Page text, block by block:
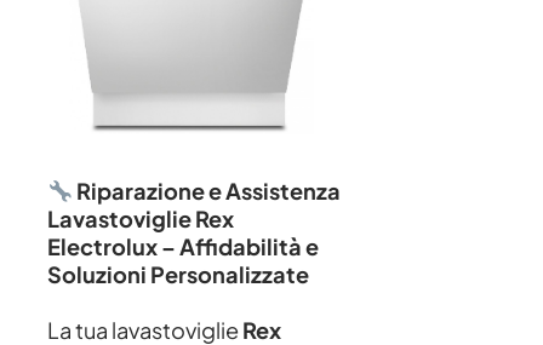
Riparazione e Assistenza
Lavastoviglie Rex
Electrolux – Affidabilità e
Soluzioni Personalizzate
La tua lavastoviglieRex